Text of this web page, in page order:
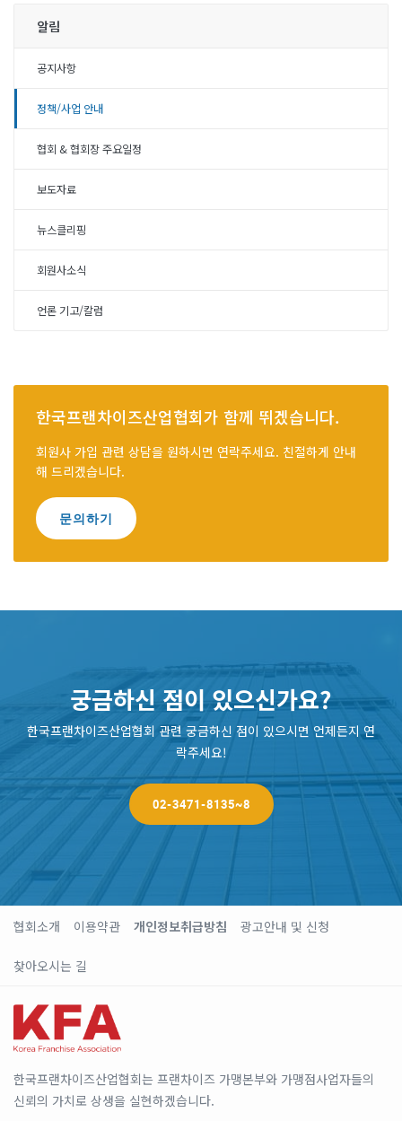
알림
공지사항
정책/사업 안내
협회 & 협회장 주요일정
보도자료
뉴스클리핑
회원사소식
언론 기고/칼럼
한국프랜차이즈산업협회가 함께 뛰겠습니다.
회원사 가입 관련 상담을 원하시면 연락주세요. 친절하게 안내
해 드리겠습니다.
문의하기
궁금하신 점이 있으신가요?
한국프랜차이즈산업협회 관련 궁금하신 점이 있으시면 언제든지 연
락주세요!
02-3471-8135~8
협회소개 이용약관 개인정보취급방침 광고안내 및 신청
찾아오시는 길
한국프랜차이즈산업협회는 프랜차이즈 가맹본부와 가맹점사업자들의
신뢰의 가치로 상생을 실현하겠습니다.